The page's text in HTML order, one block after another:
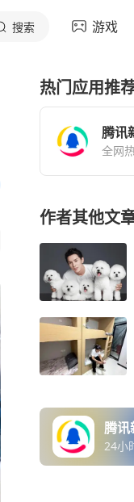
搜索 游戏
热门应用推
腾讯
全网
作者其他文
腾讯
24小